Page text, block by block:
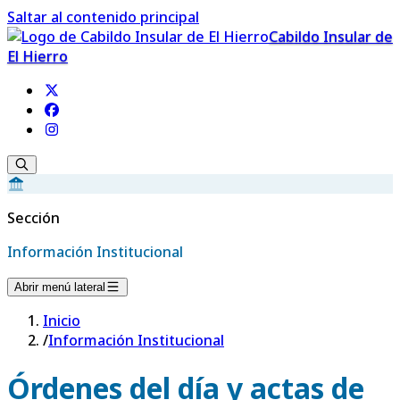
Saltar al contenido principal
Cabildo Insular de
El Hierro
Sección
Información Institucional
Abrir menú lateral
Inicio
/Información Institucional
Órdenes del día y actas de